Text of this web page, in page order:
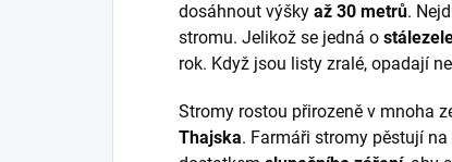
dosáhnout výšky až 30 metrů.
stromu. Jelikož se jedná o
rok. Když jsou listy zralé, opadají
Stromy rostou přirozeně v mnoha
Thajska. Farmáři stromy pěstují